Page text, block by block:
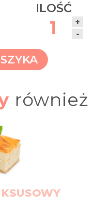
ILOŚĆ
1
+
-
również